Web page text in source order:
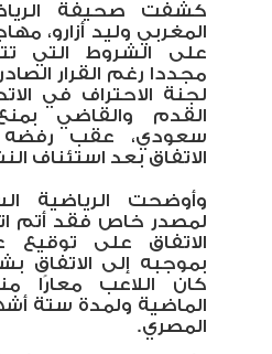
كشفت صحيفة
المغربي وليد أزارو،
على الشروط التي
مجددا رغم القرار
لجنة الاحتراف في
القدم والقاضي
سعودي، عقب
الاتفاق بعد استئناف
وأوضحت الرياضية
لمصدر خاص فقد أتم
الاتفاق على
بموجبه إلى الاتفاق
كان اللاعب معارًا
الماضية ولمدة ستة
المصري.